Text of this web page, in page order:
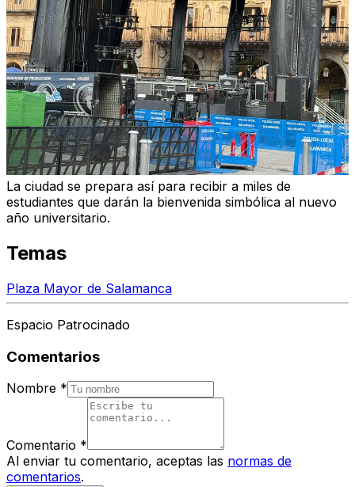
La ciudad se prepara así para recibir a miles de
estudiantes que darán la bienvenida simbólica al nuevo
año universitario.
Temas
Plaza Mayor de Salamanca
Espacio Patrocinado
Comentarios
Nombre *
Comentario *
Al enviar tu comentario, aceptas las normas de
comentarios.